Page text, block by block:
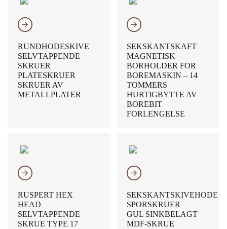
𐃔
RUNDHODESKIVE
SELVTAPPENDE
SKRUER
PLATESKRUER
SKRUER AV
METALLPLATER
𐃔
SEKSKANTSKAFT
MAGNETISK
BORHOLDER FOR
BOREMASKIN – 14
TOMMERS
HURTIGBYTTE AV
BOREBIT
FORLENGELSE
𐃔
RUSPERT HEX
HEAD
SELVTAPPENDE
SKRUE TYPE 17
𐃔
SEKSKANTSKIVEHODE
SPORSKRUER
GUL SINKBELAGT
MDF-SKRUE